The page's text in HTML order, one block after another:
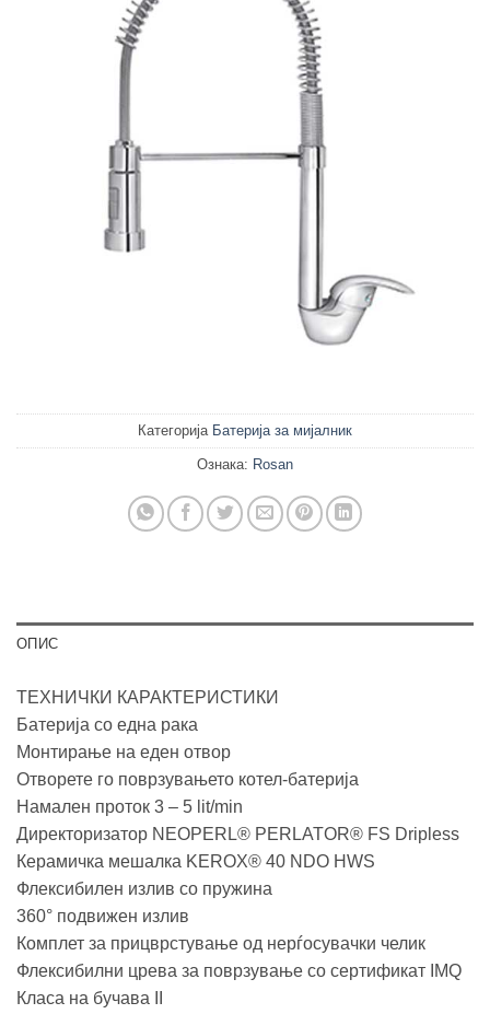
Категорија Батерија за мијалник
Ознака: Rosan
ОПИС
ТЕХНИЧКИ КАРАКТЕРИСТИКИ
Батерија со една рака
Монтирање на еден отвор
Отворете го поврзувањето котел-батерија
Намален проток 3 – 5 lit/min
Директоризатор NEOPERL® PERLATOR® FS Dripless
Керамичка мешалка KEROX® 40 NDO HWS
Флексибилен излив со пружина
360° подвижен излив
Комплет за прицврстување од нерѓосувачки челик
Флексибилни црева за поврзување со сертификат IMQ
Класа на бучава II